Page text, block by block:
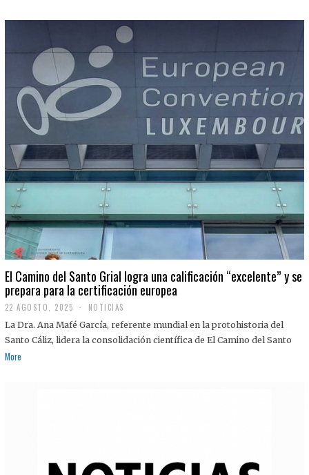
El Camino del Santo Grial logra una calificación “excelente” y se
prepara para la certificación europea
22 AGOSTO, 2025
2
A
G
NOTICIAS
La Dra. Ana Mafé García, referente mundial en la protohistoria del
Santo Cáliz, lidera la consolidación científica de El Camino del Santo
More